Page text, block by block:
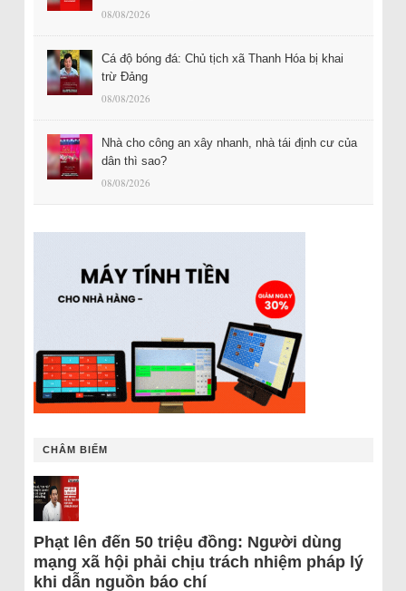
08/08/2026
Cá độ bóng đá: Chủ tịch xã Thanh Hóa bị khai
trừ Đảng
08/08/2026
Nhà cho công an xây nhanh, nhà tái định cư của
dân thì sao?
08/08/2026
CHÂM BIẾM
Phạt lên đến 50 triệu đồng: Người dùng
mạng xã hội phải chịu trách nhiệm pháp lý
khi dẫn nguồn báo chí